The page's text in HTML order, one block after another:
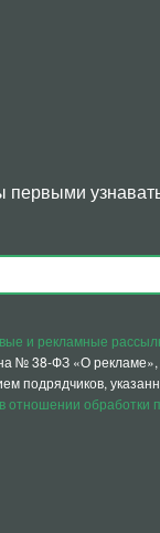
первыми
и рекламные
№ 38-ФЗ «О
подрядчиков,
отношении обработки